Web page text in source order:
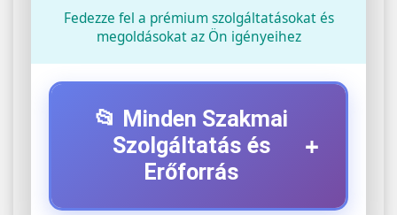
Fedezze fel a prémium szolgáltatásokat és
megoldásokat az Ön igényeihez
📂 Minden Szakmai
Szolgáltatás és
Erőforrás
+